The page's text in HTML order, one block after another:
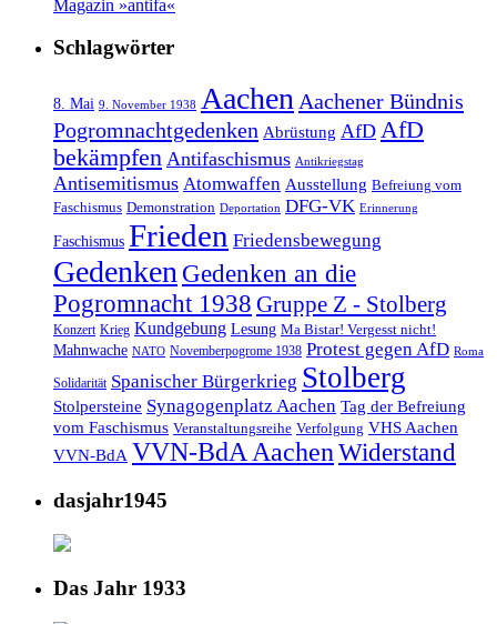
Magazin »antifa«
Schlagwörter
8. Mai 9. November 1938 Aachen Aachener Bündnis
Pogromnachtgedenken Abrüstung AfD AfD
bekämpfen Antifaschismus Antikriegstag
Antisemitismus Atomwaffen Ausstellung Befreiung vom
Faschismus Demonstration Deportation DFG-VK Erinnerung
Faschismus Frieden Friedensbewegung
Gedenken Gedenken an die
Pogromnacht 1938 Gruppe Z - Stolberg
Konzert Krieg Kundgebung Lesung Ma Bistar! Vergesst nicht!
Mahnwache NATO Novemberpogrome 1938 Protest gegen AfD Roma
Solidarität Spanischer Bürgerkrieg Stolberg
Stolpersteine Synagogenplatz Aachen Tag der Befreiung
vom Faschismus Veranstaltungsreihe Verfolgung VHS Aachen
VVN-BdA VVN-BdA AachenWiderstand
dasjahr1945
Das Jahr 1933